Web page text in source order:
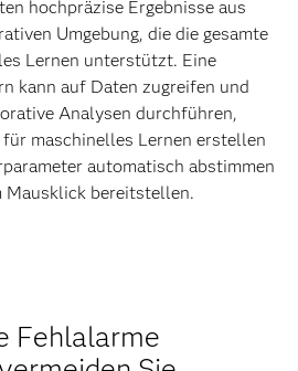
hochpräzise Ergebnisse aus
Umgebung, die die gesamte
Lernen unterstützt. Eine
kann auf Daten zugreifen und
Analysen durchführen,
maschinelles Lernen erstellen
automatisch abstimmen
Mausklick bereitstellen.
Fehlalarme